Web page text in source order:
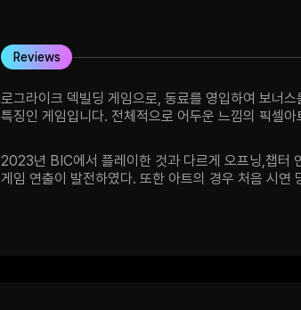
Reviews
로그라이크 덱빌딩 게임으로, 동료를 영입하여 보너스
특징인 게임입니다. 전체적으로 어두운 느낌의 픽셀아
카드를 연달아 사용하는 재미가 있습니다.
2023년 BIC에서 플레이한 것과 다르게 오프닝,챕터
게임 연출이 발전하였다. 또한 아트의 경우 처음 시연